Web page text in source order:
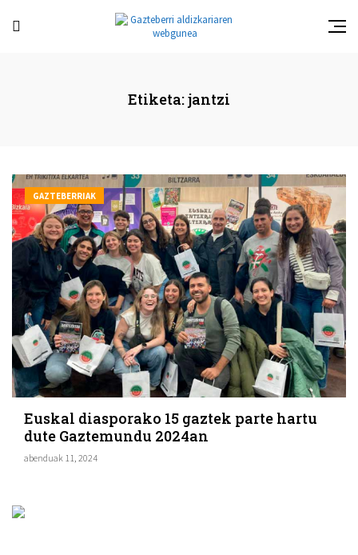
Etiketa:jantzi
GAZTEBERRIAK
Euskal diasporako 15 gaztek parte hartu
dute Gaztemundu 2024an
abenduak 11, 2024